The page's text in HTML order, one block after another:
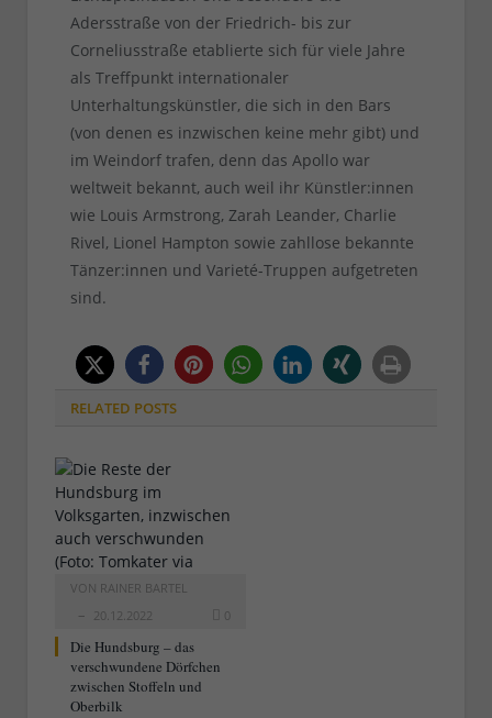
Adersstraße von der Friedrich- bis zur
Corneliusstraße etablierte sich für viele Jahre
als Treffpunkt internationaler
Unterhaltungskünstler, die sich in den Bars
(von denen es inzwischen keine mehr gibt) und
im Weindorf trafen, denn das Apollo war
weltweit bekannt, auch weil ihr Künstler:innen
wie Louis Armstrong, Zarah Leander, Charlie
Rivel, Lionel Hampton sowie zahllose bekannte
Tänzer:innen und Varieté-Truppen aufgetreten
sind.
RELATED POSTS
VON RAINER BARTEL
20.12.2022
0
Die Hundsburg – das
verschwundene Dörfchen
zwischen Stoffeln und
Oberbilk